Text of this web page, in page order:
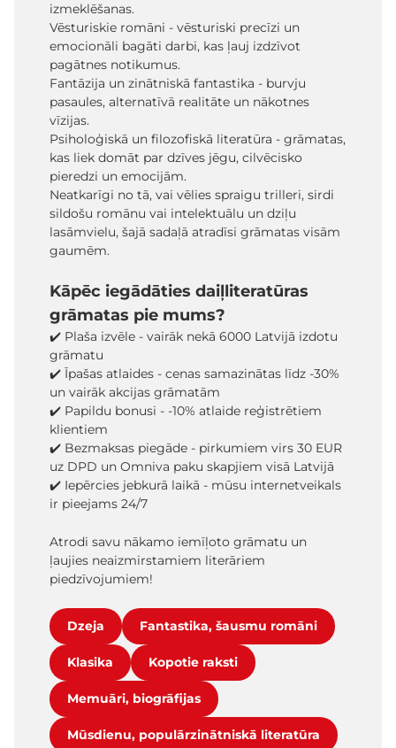
izmeklēšanas.
Vēsturiskie romāni - vēsturiski precīzi un
emocionāli bagāti darbi, kas ļauj izdzīvot
pagātnes notikumus.
Fantāzija un zinātniskā fantastika - burvju
pasaules, alternatīvā realitāte un nākotnes
vīzijas.
Psiholoģiskā un filozofiskā literatūra - grāmatas,
kas liek domāt par dzīves jēgu, cilvēcisko
pieredzi un emocijām.
Neatkarīgi no tā, vai vēlies spraigu trilleri, sirdi
sildošu romānu vai intelektuālu un dziļu
lasāmvielu, šajā sadaļā atradīsi grāmatas visām
gaumēm.
Kāpēc iegādāties daiļliteratūras
grāmatas pie mums?
✔️ Plaša izvēle - vairāk nekā 6000 Latvijā izdotu
grāmatu
✔️ Īpašas atlaides - cenas samazinātas līdz -30%
un vairāk akcijas grāmatām
✔️ Papildu bonusi - -10% atlaide reģistrētiem
klientiem
✔️ Bezmaksas piegāde - pirkumiem virs 30 EUR
uz DPD un Omniva paku skapjiem visā Latvijā
✔️ Iepērcies jebkurā laikā - mūsu internetveikals
ir pieejams 24/7
Atrodi savu nākamo iemīļoto grāmatu un
ļaujies neaizmirstamiem literāriem
piedzīvojumiem!
Dzeja Fantastika, šausmu romāni
Klasika Kopotie raksti
Memuāri, biogrāfijas
Mūsdienu, populārzinātniskā literatūra